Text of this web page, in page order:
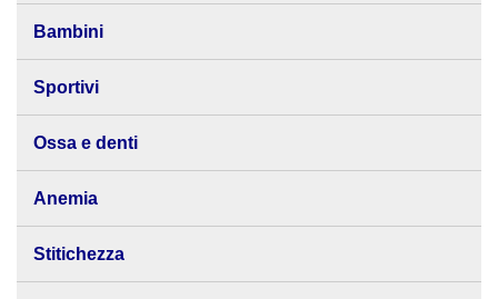
Bambini
Sportivi
Ossa e denti
Anemia
Stitichezza